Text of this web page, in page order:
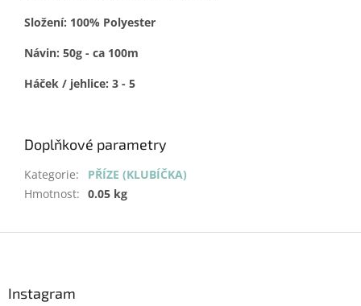
Složení: 100% Polyester
Návin: 50g - ca 100m
Háček / jehlice: 3 - 5
Doplňkové parametry
Kategorie:
PŘÍZE (KLUBÍČKA)
Hmotnost: 0.05 kg
Instagram